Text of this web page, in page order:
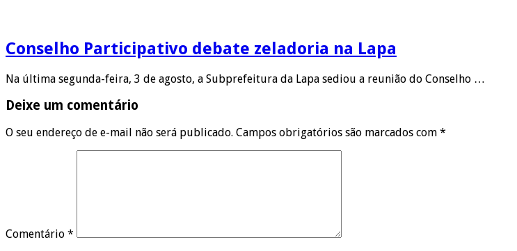
Conselho Participativo debate zeladoria na Lapa
Na última segunda-feira, 3 de agosto, a Subprefeitura da Lapa sediou a reunião do Conselho …
Deixe um comentário
O seu endereço de e-mail não será publicado. Campos obrigatórios são marcados com *
Comentário *